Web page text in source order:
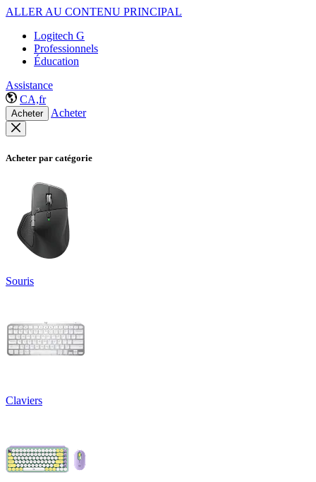
ALLER AU CONTENU PRINCIPAL
Logitech G
Professionnels
Éducation
Assistance
CA,fr
Acheter Acheter
Acheter par catégorie
Souris
Claviers